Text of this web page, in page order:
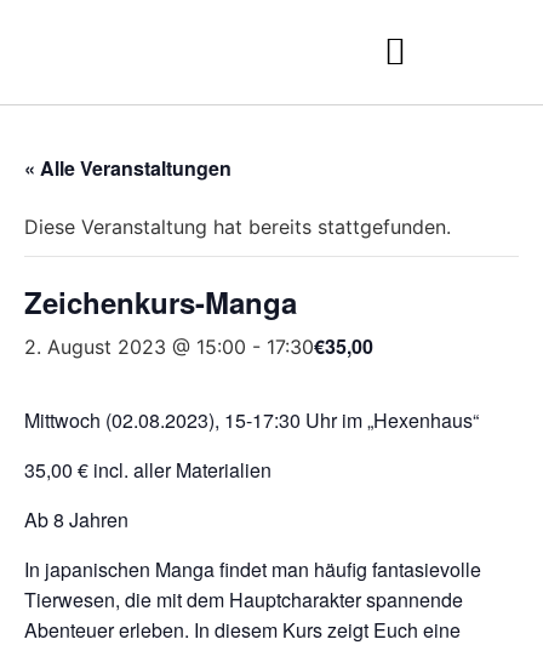
« Alle Veranstaltungen
Diese Veranstaltung hat bereits stattgefunden.
Zeichenkurs-Manga
2. August 2023 @ 15:00 - 17:30€35,00
Mittwoch (02.08.2023), 15-17:30 Uhr im „Hexenhaus“
35,00 € incl. aller Materialien
Ab 8 Jahren
In japanischen Manga findet man häufig fantasievolle
Tierwesen, die mit dem Hauptcharakter spannende
Abenteuer erleben. In diesem Kurs zeigt Euch eine